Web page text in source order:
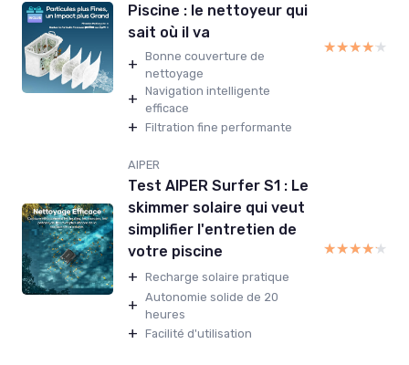
Piscine : le nettoyeur qui
sait où il va
+ Bonne couverture de
nettoyage
+ Navigation intelligente
efficace
+ Filtration fine performante
★★★★★
★★★★★
AIPER
Test AIPER Surfer S1 : Le
skimmer solaire qui veut
simplifier l'entretien de
votre piscine
+ Recharge solaire pratique
+ Autonomie solide de 20
heures
+ Facilité d'utilisation
★★★★★
★★★★★